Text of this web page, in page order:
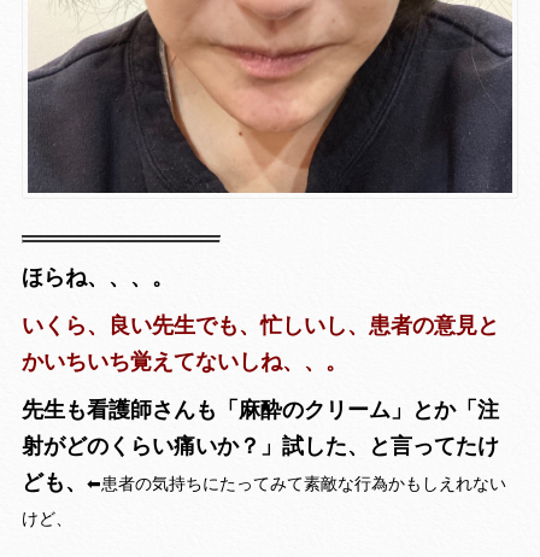
ほらね、、、。
いくら、良い先生でも、忙しいし、患者の意見と
かいちいち覚えてないしね、、。
先生も看護師さんも「麻酔のクリーム」とか「注
射がどのくらい痛いか？」試した、と言ってたけ
ども、
⬅︎患者の気持ちにたってみて素敵な行為かもしえれない
けど、